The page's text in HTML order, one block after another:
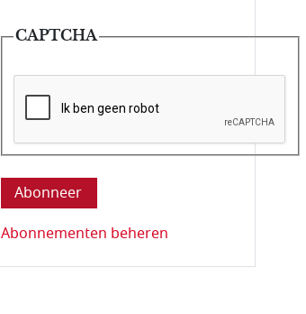
CAPTCHA
Deze vraag is om te controleren dat u
Abonnementen beheren